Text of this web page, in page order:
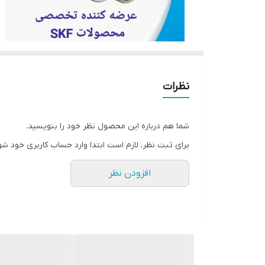
نظرات
شما هم درباره این محصول نظر خود را بنویسید.
برای ثبت نظر، لازم است ابتدا وارد حساب کاربری خود
افزودن نظر